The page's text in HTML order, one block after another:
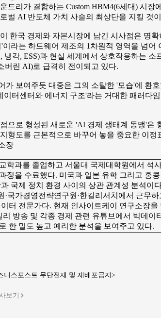
드리가 결합하는 Custom HBM4(6세대) 시장
벌 AI 반도체 가치 사슬의 최상단을 지킬 것
한국 경제와 자본시장에 남긴 시사점은 명
이라는 하드웨어 제조의 1차원적 영역을 넘어
냉각, ESS)과 현실 세계에서 상호작용하는 소
버린 AI)로 급격히 전이되고 있다.
가 보여주듯 대중은 그의 소탈한 '모습'에 환
이터센터와 에너지 구조'라는 거대한 패러다
으로 형성된 새로운 'AI 경제 생태계 동맹'은
형도를 근본적으로 바꾸어 놓을 중요한 이정
장
학과를 졸업하고 서울대 국제대학원에서 석
정을 수료했다. 미국과 일본 유학 그리고 홍
국제 정치 환경 사이의 상관 관계성 분석이
·국가경영전략연구원·한길리서치에서 근무
터 전문가다. 현재 인사이트케이 연구소장을
리 방송 및 각종 경제 관련 유튜브에서 빅데이
한 밀도 높고 예리한 분석을 보여주고 있다.
니스포스트 무단전재 및 재배포금지>
보기